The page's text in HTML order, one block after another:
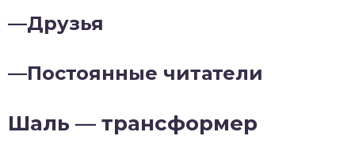
—Друзья
—Постоянные читатели
Шаль — трансформер